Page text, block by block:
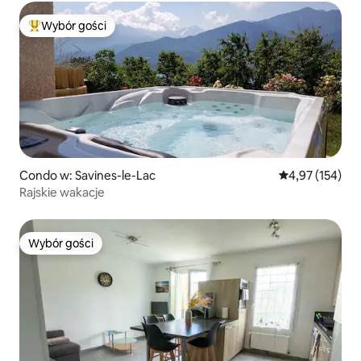
Najpopularniejsze z kategorii Wybór gości
Wybór gości
Condo w: Savines-le-Lac Średnia
4,97 (154)
Rajskie wakacje
Wybór gości
Wybór gości